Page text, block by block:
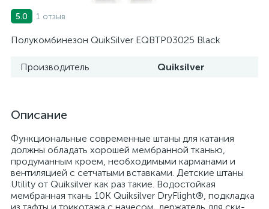
5.0 1 отзыв
Полукомбинезон QuikSilver EQBTP03025 Black
Производитель Quiksilver
Описание
Функциональные современные штаны для катания
должны обладать хорошей мембранной тканью,
продуманным кроем, необходимыми карманами и
вентиляцией с сетчатыми вставками. Детские штаны
Utility от Quiksilver как раз такие. Водостойкая
мембранная ткань 10K Quiksilver DryFlight®, подкладка